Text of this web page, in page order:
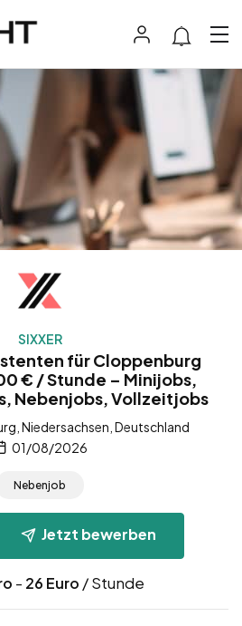
SIXXER
für Cloppenburg
€ / Stunde – Minijobs,
Nebenjobs, Vollzeitjobs
Niedersachsen, Deutschland
01/08/2026
Nebenjob
Jetzt bewerben
- 26 Euro / Stunde